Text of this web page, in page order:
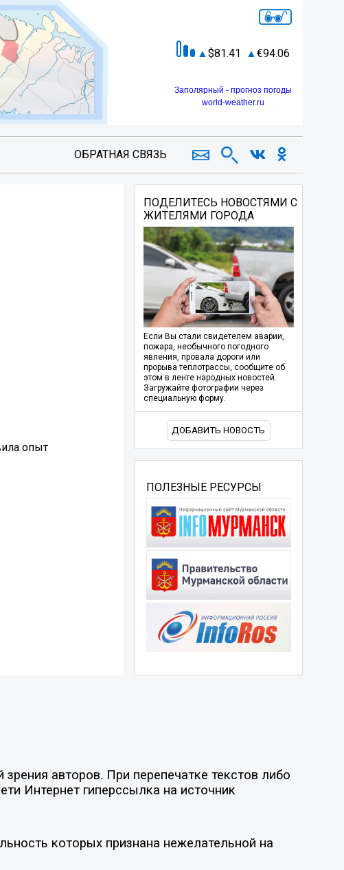
81.41 94.06
Заполярный - прогноз погоды
world-weather.ru
ОБРАТНАЯ СВЯЗЬ
опыт
ПОДЕЛИТЕСЬ НОВОСТЯМИ С
ЖИТЕЛЯМИ ГОРОДА
Если Вы стали свидетелем аварии,
пожара, необычного погодного
явления, провала дороги или
прорыва теплотрассы, сообщите об
этом в ленте народных новостей.
Загружайте фотографии через
специальную форму.
ДОБАВИТЬ НОВОСТЬ
ПОЛЕЗНЫЕ РЕСУРСЫ
авторов. При перепечатке текстов либо
Интернет гиперссылка на источник
которых признана нежелательной на